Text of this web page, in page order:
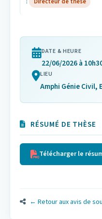
DATE & HEURE
22/06/2026 à
LIEU
Amphi Génie Civil,
RÉSUMÉ DE THÈSE
Télécharger le
← Retour aux avis de